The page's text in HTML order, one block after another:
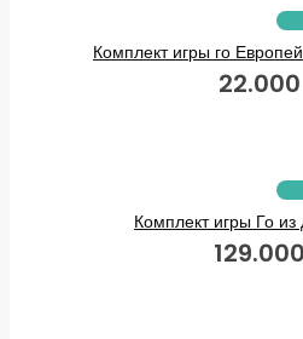
Комплект игры го
22.000
Комплект игры Го из
129.000